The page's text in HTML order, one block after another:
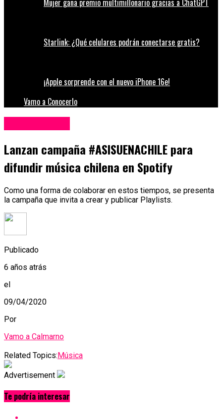
Mujer gana premio multimillonario gracias a ChatGPT
Starlink: ¿Qué celulares podrán conectarse gratis?
¡Apple sorprende con el nuevo iPhone 16e!
Vamo a Conocerlo
Lanzan campaña #ASISUENACHILE para
difundir música chilena en Spotify
Como una forma de colaborar en estos tiempos, se presenta
la campaña que invita a crear y publicar Playlists.
Publicado
6 años atrás
el
09/04/2020
Por
Vamo a Calmarno
Related Topics:Música
Advertisement
Te podría interesar